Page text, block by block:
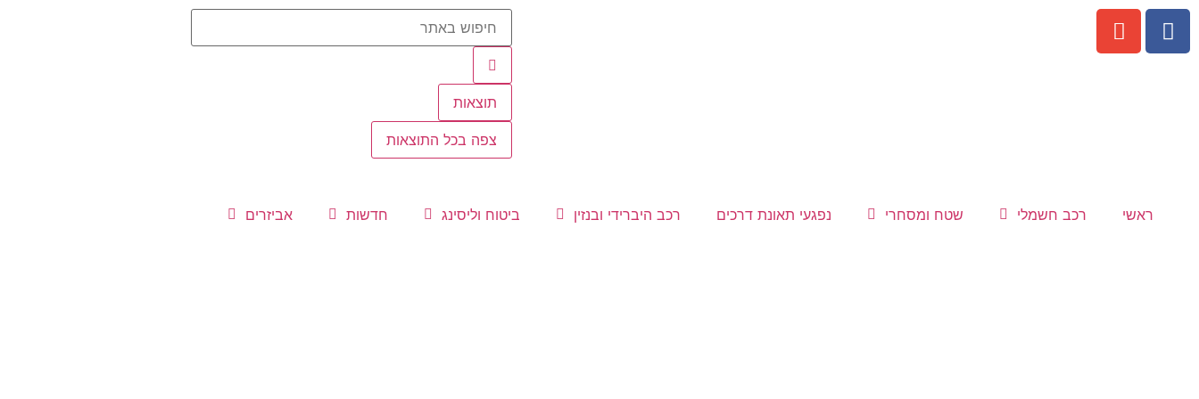
תוצאות
צפה בכל התוצאות
ראשי רכב חשמלי שטח ומסחרי נפגעי תאונת דרכים רכב היברידי ובנזין ביטוח וליסינג חדשות אביזרים